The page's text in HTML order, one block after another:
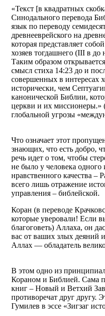
«Текст [в квадратных
Синодального перевода
язык по переводу
древнееврейского на
которая представляет
хозяев тогдашнего (III в до
Таким образом
смысл стиха 14:23 до и
совершенных в интересах
исторически, чем
канонической Библии,
церкви и их
глобальной угрозы
Что означает этот
знающих, что есть добро,
речь идет о том, чтобы
не было у человека
нравственного качества –
всего лишь отражение
управления – библейской.
Коран (в переводе
которые уверовали! Если
благоговеть) Аллаха, он
вас от ваших злых деяний
Аллах — обладатель
В этом одно из
Кораном и Библией. Сама
книг – Новый и Ветхий
противоречат друг другу.
Гумилев в эссе «Зигзаг